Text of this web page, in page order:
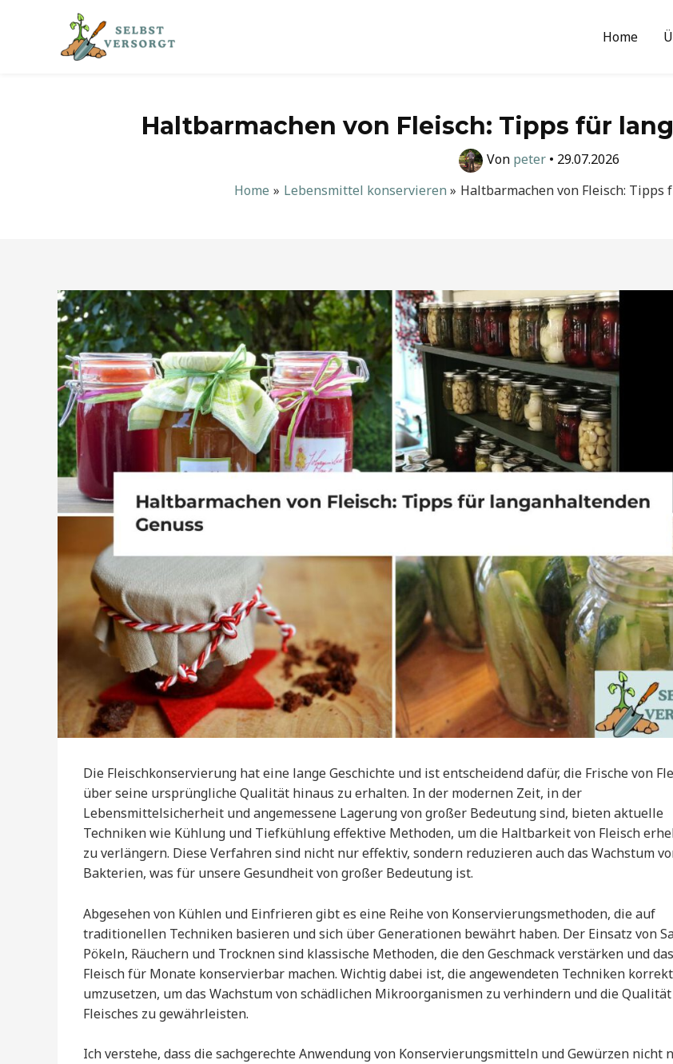
Home
Haltbarmachen von Fleisch: Tipps für
Von peter • 29.07.2026
Home
Lebensmittel konservieren Haltbarmachen von Fleisch: Tipps
Die Fleischkonservierung hat eine lange Geschichte und ist entscheidend dafür, die Frische von
über seine ursprüngliche Qualität hinaus zu erhalten. In der modernen Zeit, in der
Lebensmittelsicherheit und angemessene Lagerung von großer Bedeutung sind, bieten aktuelle
Techniken wie Kühlung und Tiefkühlung effektive Methoden, um die Haltbarkeit von Fleisch
zu verlängern. Diese Verfahren sind nicht nur effektiv, sondern reduzieren auch das Wachstum
Bakterien, was für unsere Gesundheit von großer Bedeutung ist.
Abgesehen von Kühlen und Einfrieren gibt es eine Reihe von Konservierungsmethoden, die auf
traditionellen Techniken basieren und sich über Generationen bewährt haben. Der Einsatz von
Pökeln, Räuchern und Trocknen sind klassische Methoden, die den Geschmack verstärken und das
Fleisch für Monate konservierbar machen. Wichtig dabei ist, die angewendeten Techniken korrekt
umzusetzen, um das Wachstum von schädlichen Mikroorganismen zu verhindern und die Qualität
Fleisches zu gewährleisten.
Ich verstehe, dass die sachgerechte Anwendung von Konservierungsmitteln und Gewürzen nicht